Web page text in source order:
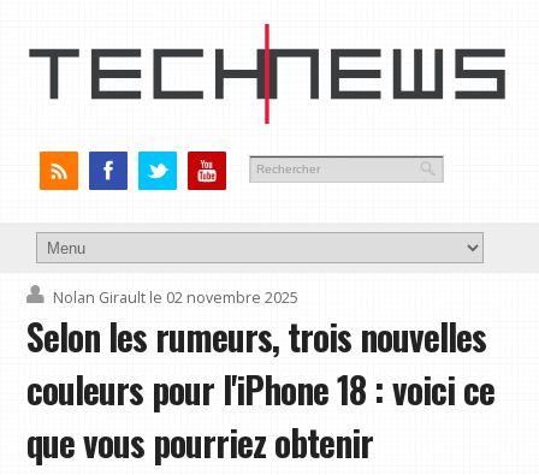
Nolan Girault le 02 novembre 2025
Selon les rumeurs, trois nouvelles
couleurs pour l'iPhone 18 : voici ce
que vous pourriez obtenir